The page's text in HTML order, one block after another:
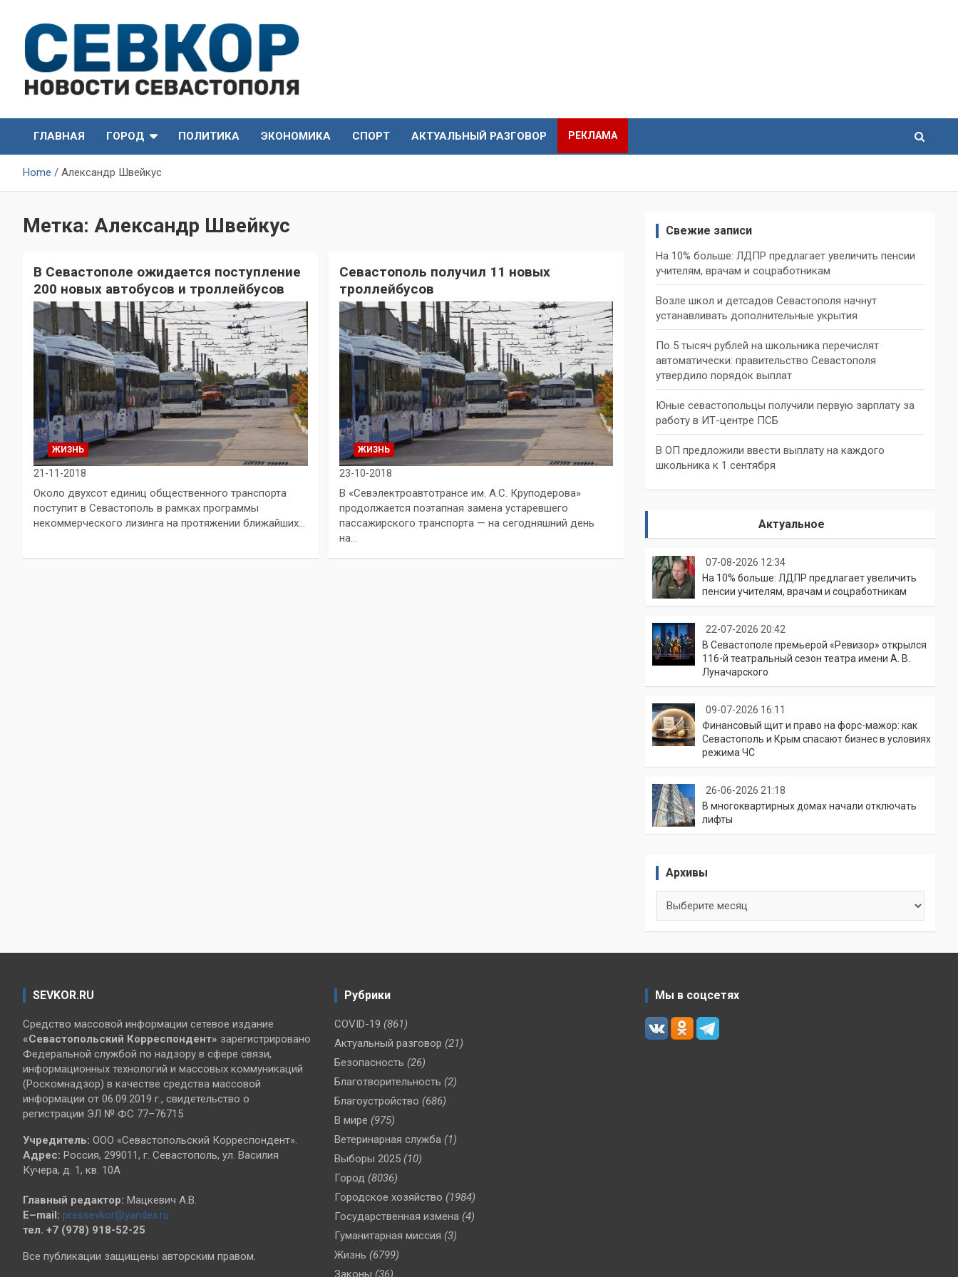
content
СевКор — Новости
Севастополя
Севастополя
ГЛАВНАЯ
ГОРОД ПОЛИТИКА ЭКОНОМИКА СПОРТ АКТУАЛЬНЫЙ РАЗГОВОР РЕКЛАМА
Home Александр Швейкус
Метка: Александр Швейкус
В Севастополе ожидается поступление
200 новых автобусов и троллейбусов
ЖИЗНЬ
21-11-2018
Около двухсот единиц общественного транспорта
поступит в Севастополь в рамках программы
некоммерческого лизинга на протяжении ближайших…
Севастополь получил 11 новых
троллейбусов
ЖИЗНЬ
23-10-2018
В «Севэлектроавтотрансе им. А.С. Круподерова»
продолжается поэтапная замена устаревшего
пассажирского транспорта — на сегодняшний день
на…
Свежие записи
На 10% больше: ЛДПР предлагает увеличить пенсии
учителям, врачам и соцработникам
Возле школ и детсадов Севастополя начнут
устанавливать дополнительные укрытия
По 5 тысяч рублей на школьника перечислят
автоматически: правительство Севастополя
утвердило порядок выплат
Юные севастопольцы получили первую зарплату за
работу в ИТ-центре ПСБ
В ОП предложили ввести выплату на каждого
школьника к 1 сентября
Актуальное
07-08-2026 12:34
На 10% больше: ЛДПР предлагает увеличить
пенсии учителям, врачам и соцработникам
22-07-2026 20:42
В Севастополе премьерой «Ревизор» открылся
116-й театральный сезон театра имени А. В.
Луначарского
09-07-2026 16:11
Финансовый щит и право на форс-мажор: как
Севастополь и Крым спасают бизнес в условиях
режима ЧС
26-06-2026 21:18
В многоквартирных домах начали отключать
лифты
Архивы
SEVKOR.RU
Средство массовой информации сетевое издание
«Севастопольский Корреспондент» зарегистрировано
Федеральной службой по надзору в сфере связи,
информационных технологий и массовых коммуникаций
(Роскомнадзор) в качестве средства массовой
информации от 06.09.2019 г., свидетельство о
регистрации ЭЛ № ФС 77–76715
Учредитель: ООО «Севастопольский Корреспондент».
Адрес: Россия, 299011, г. Севастополь, ул. Василия
Кучера, д. 1, кв. 10А
Главный редактор: Мацкевич А.В.
E–mail: pressevkor@yandex.ru
тел. +7 (978) 918-52-25
Все публикации защищены авторским правом.
Рубрики
COVID-19 (861)
Актуальный разговор (21)
Безопасность (26)
Благотворительность (2)
Благоустройство (686)
В мире (975)
Ветеринарная служба (1)
Выборы 2025 (10)
Город (8036)
Городское хозяйство (1984)
Государственная измена (4)
Гуманитарная миссия (3)
Жизнь (6799)
Законы (36)
Мы в соцсетях